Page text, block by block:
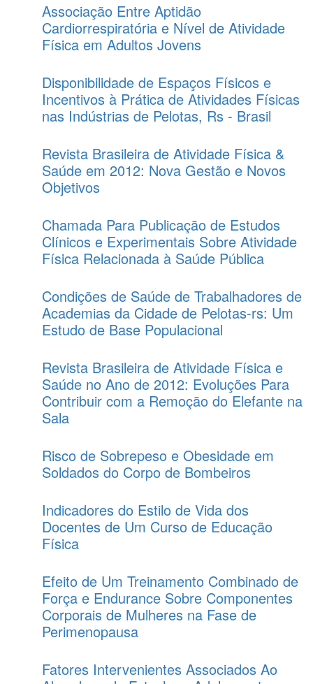
Associação Entre Aptidão
Cardiorrespiratória e Nível de Atividade
Física em Adultos Jovens
Disponibilidade de Espaços Físicos e
Incentivos à Prática de Atividades Físicas
nas Indústrias de Pelotas, Rs - Brasil
Revista Brasileira de Atividade Física &
Saúde em 2012: Nova Gestão e Novos
Objetivos
Chamada Para Publicação de Estudos
Clínicos e Experimentais Sobre Atividade
Física Relacionada à Saúde Pública
Condições de Saúde de Trabalhadores de
Academias da Cidade de Pelotas-rs: Um
Estudo de Base Populacional
Revista Brasileira de Atividade Física e
Saúde no Ano de 2012: Evoluções Para
Contribuir com a Remoção do Elefante na
Sala
Risco de Sobrepeso e Obesidade em
Soldados do Corpo de Bombeiros
Indicadores do Estilo de Vida dos
Docentes de Um Curso de Educação
Física
Efeito de Um Treinamento Combinado de
Força e Endurance Sobre Componentes
Corporais de Mulheres na Fase de
Perimenopausa
Fatores Intervenientes Associados Ao